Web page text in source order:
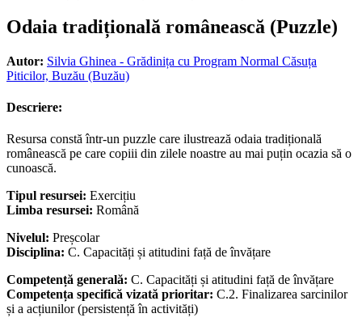
Odaia tradițională românească (Puzzle)
Autor: Silvia Ghinea - Grădinița cu Program Normal Căsuța
Piticilor, Buzău (Buzău)
Descriere:
Resursa constă într-un puzzle care ilustrează odaia tradițională
românească pe care copiii din zilele noastre au mai puțin ocazia să o
cunoască.
Tipul resursei: Exercițiu
Limba resursei: Română
Nivelul: Preșcolar
Disciplina: C. Capacități și atitudini față de învățare
Competență generală: C. Capacități și atitudini față de învățare
Competența specifică vizată prioritar: C.2. Finalizarea sarcinilor
și a acțiunilor (persistență în activități)